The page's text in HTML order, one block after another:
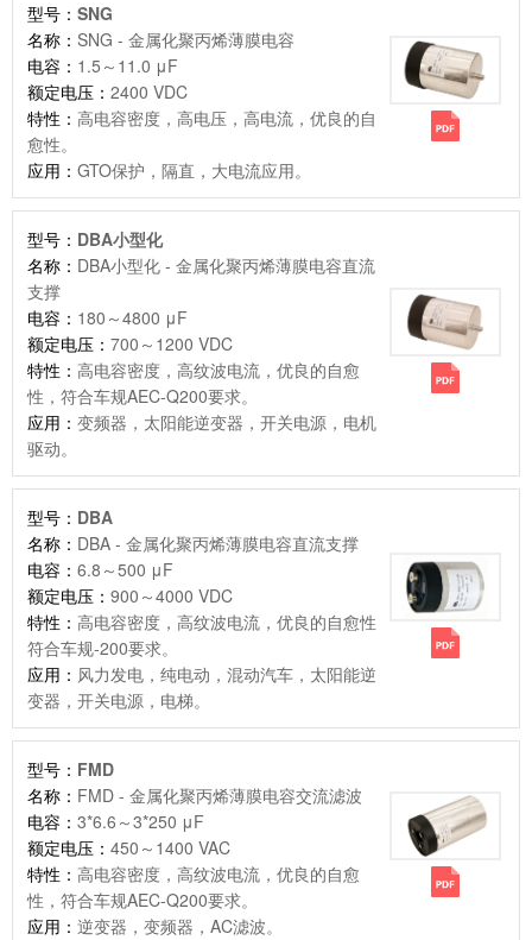
型号： SNG
名称： SNG - 金属化聚丙烯薄膜电容
电容： 1.5～11.0 μF
额定电压： 2400 VDC
特性： 高电容密度，高电压，高电流，优良的自
愈性。
应用： GTO保护，隔直，大电流应用。
型号： DBA小型化
名称： DBA小型化 - 金属化聚丙烯薄膜电容直流
支撑
电容： 180～4800 μF
额定电压： 700～1200 VDC
特性： 高电容密度，高纹波电流，优良的自愈
性，符合车规AEC-Q200要求。
应用： 变频器，太阳能逆变器，开关电源，电机
驱动。
型号： DBA
名称： DBA - 金属化聚丙烯薄膜电容直流支撑
电容： 6.8～500 μF
额定电压： 900～4000 VDC
特性： 高电容密度，高纹波电流，优良的自愈性
符合车规-200要求。
应用： 风力发电，纯电动，混动汽车，太阳能逆
变器，开关电源，电梯。
型号： FMD
名称： FMD - 金属化聚丙烯薄膜电容交流滤波
电容： 3*6.6～3*250 μF
额定电压： 450～1400 VAC
特性： 高电容密度，高纹波电流，优良的自愈
性，符合车规AEC-Q200要求。
应用： 逆变器，变频器，AC滤波。